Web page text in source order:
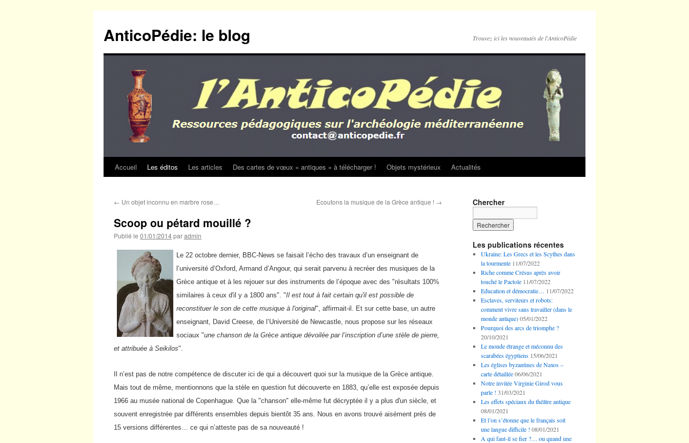
contenu
AnticoPédie: le blog Trouvez ici les nouveautés de l'AnticoPédie
Accueil Les éditos Les articles Des cartes de vœux « antiques » à télécharger ! Objets mystérieux Actualités
← Un objet inconnu en marbre rose… Ecoutons la musique de la Grèce antique ! →
Scoop ou pétard mouillé ?
Publié le 01/01/2014paradmin
Le 22 octobre dernier, BBC-News se faisait l’écho des travaux d’un enseignant de
l’université d’Oxford, Armand d’Angour, qui serait parvenu à recréer des musiques de la
Grèce antique et à les rejouer sur des instruments de l’époque avec des "résultats 100%
similaires à ceux d'il y a 1800 ans". "Il est tout à fait certain qu'il est possible de
reconstituer le son de cette musique à l'original", affirmait-il. Et sur cette base, un autre
enseignant, David Creese, de l’Université de Newcastle, nous propose sur les réseaux
sociaux "une chanson de la Grèce antique dévoilée par l’inscription d’une stèle de pierre,
et attribuée à Seikilos".
Il n’est pas de notre compétence de discuter ici de qui a découvert quoi sur la musique de la Grèce antique.
Mais tout de même, mentionnons que la stèle en question fut découverte en 1883, qu’elle est exposée depuis
1966 au musée national de Copenhague. Que la "chanson" elle-même fut décryptée il y a plus d'un siècle, et
souvent enregistrée par différents ensembles depuis bientôt 35 ans. Nous en avons trouvé aisément près de
15 versions différentes… ce qui n’atteste pas de sa nouveauté !
Chercher
Les publications récentes
Ukraine: Les Grecs et les Scythes dans
la tourmente 11/07/2022
Riche comme Crésus après avoir
touché le Pactole 11/07/2022
Education et démocratie… 11/07/2022
Esclaves, serviteurs et robots:
comment vivre sans travailler (dans le
monde antique) 05/01/2022
Pourquoi des arcs de triomphe ?
20/10/2021
Le monde étrange et méconnu des
scarabées égyptiens 15/06/2021
Les églises byzantines de Naxos –
carte détaillée 06/06/2021
Notre invitée Virginie Girod vous
parle ! 31/03/2021
Les effets spéciaux du théâtre antique
08/01/2021
Et l’on s’étonne que le français soit
une langue difficile ! 08/01/2021
A qui faut-il se fier ?… ou quand une